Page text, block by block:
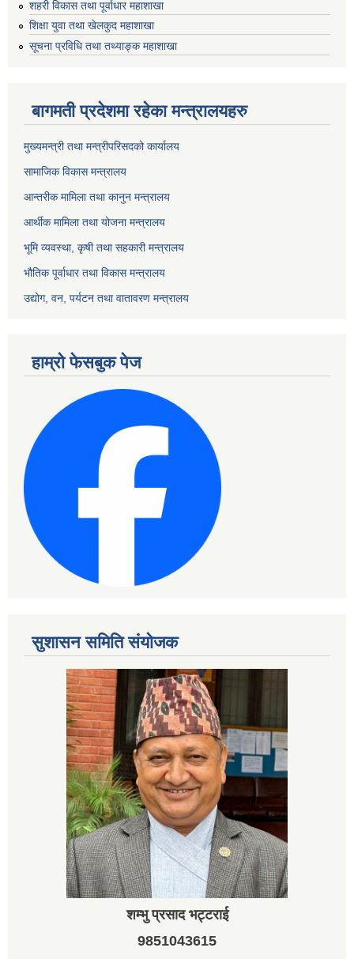
शहरी विकास तथा पूर्वाधार महाशाखा
शिक्षा युवा तथा खेलकुद महाशाखा
सूचना प्रविधि तथा तथ्याङ्क महाशाखा
बागमती प्रदेशमा रहेका मन्त्रालयहरु
मुख्यमन्त्री तथा मन्त्रीपरिसदको कार्यालय
सामाजिक विकास मन्त्रालय
आन्तरीक मामिला तथा कानुन मन्त्रालय
आर्थीक मामिला तथा योजना मन्त्रालय
भूमि व्यवस्था, कृषी तथा सहकारी मन्त्रालय
भौतिक पूर्वाधार तथा विकास मन्त्रालय
उद्योग, वन, पर्यटन तथा वातावरण मन्त्रालय
हाम्रो फेसबुक पेज
सुशासन समिति संयोजक
शम्भु प्रसाद भट्टराई
9851043615